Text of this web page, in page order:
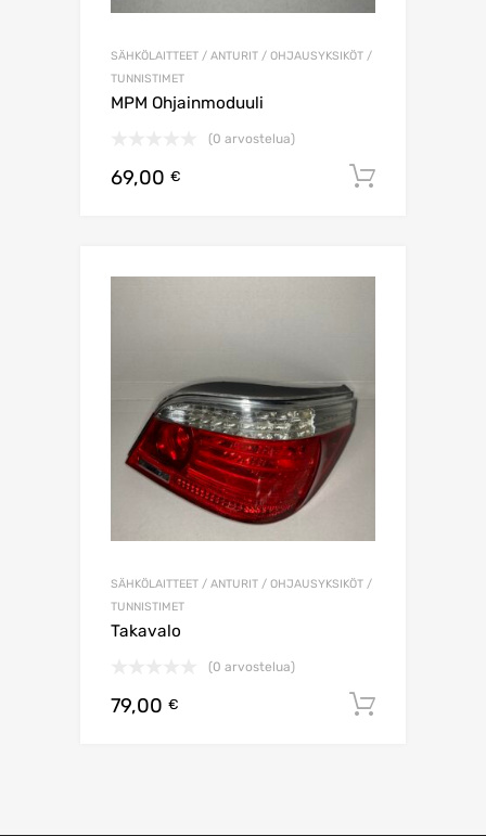
SÄHKÖLAITTEET / ANTURIT / OHJAUSYKSIKÖT /
TUNNISTIMET
MPM Ohjainmoduuli
(0 arvostelua)
69,00 €
SÄHKÖLAITTEET / ANTURIT / OHJAUSYKSIKÖT /
TUNNISTIMET
Takavalo
(0 arvostelua)
79,00 €